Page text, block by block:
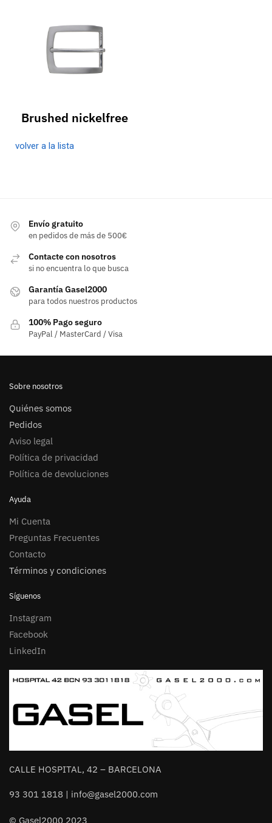
Brushed nickelfree
volver a la lista
Envío gratuito
en pedidos de más de 500€
Contacte con nosotros
si no encuentra lo que busca
Garantía Gasel2000
para todos nuestros productos
100% Pago seguro
PayPal / MasterCard / Visa
Sobre nosotros
Quiénes somos
Pedidos
Aviso legal
Política de privacidad
Política de devoluciones
Ayuda
Mi Cuenta
Preguntas Frecuentes
Contacto
Términos y condiciones
Síguenos
Instagram
Facebook
LinkedIn
CALLE HOSPITAL, 42 – BARCELONA
93 301 1818 | info@gasel2000.com
© Gasel2000 2023